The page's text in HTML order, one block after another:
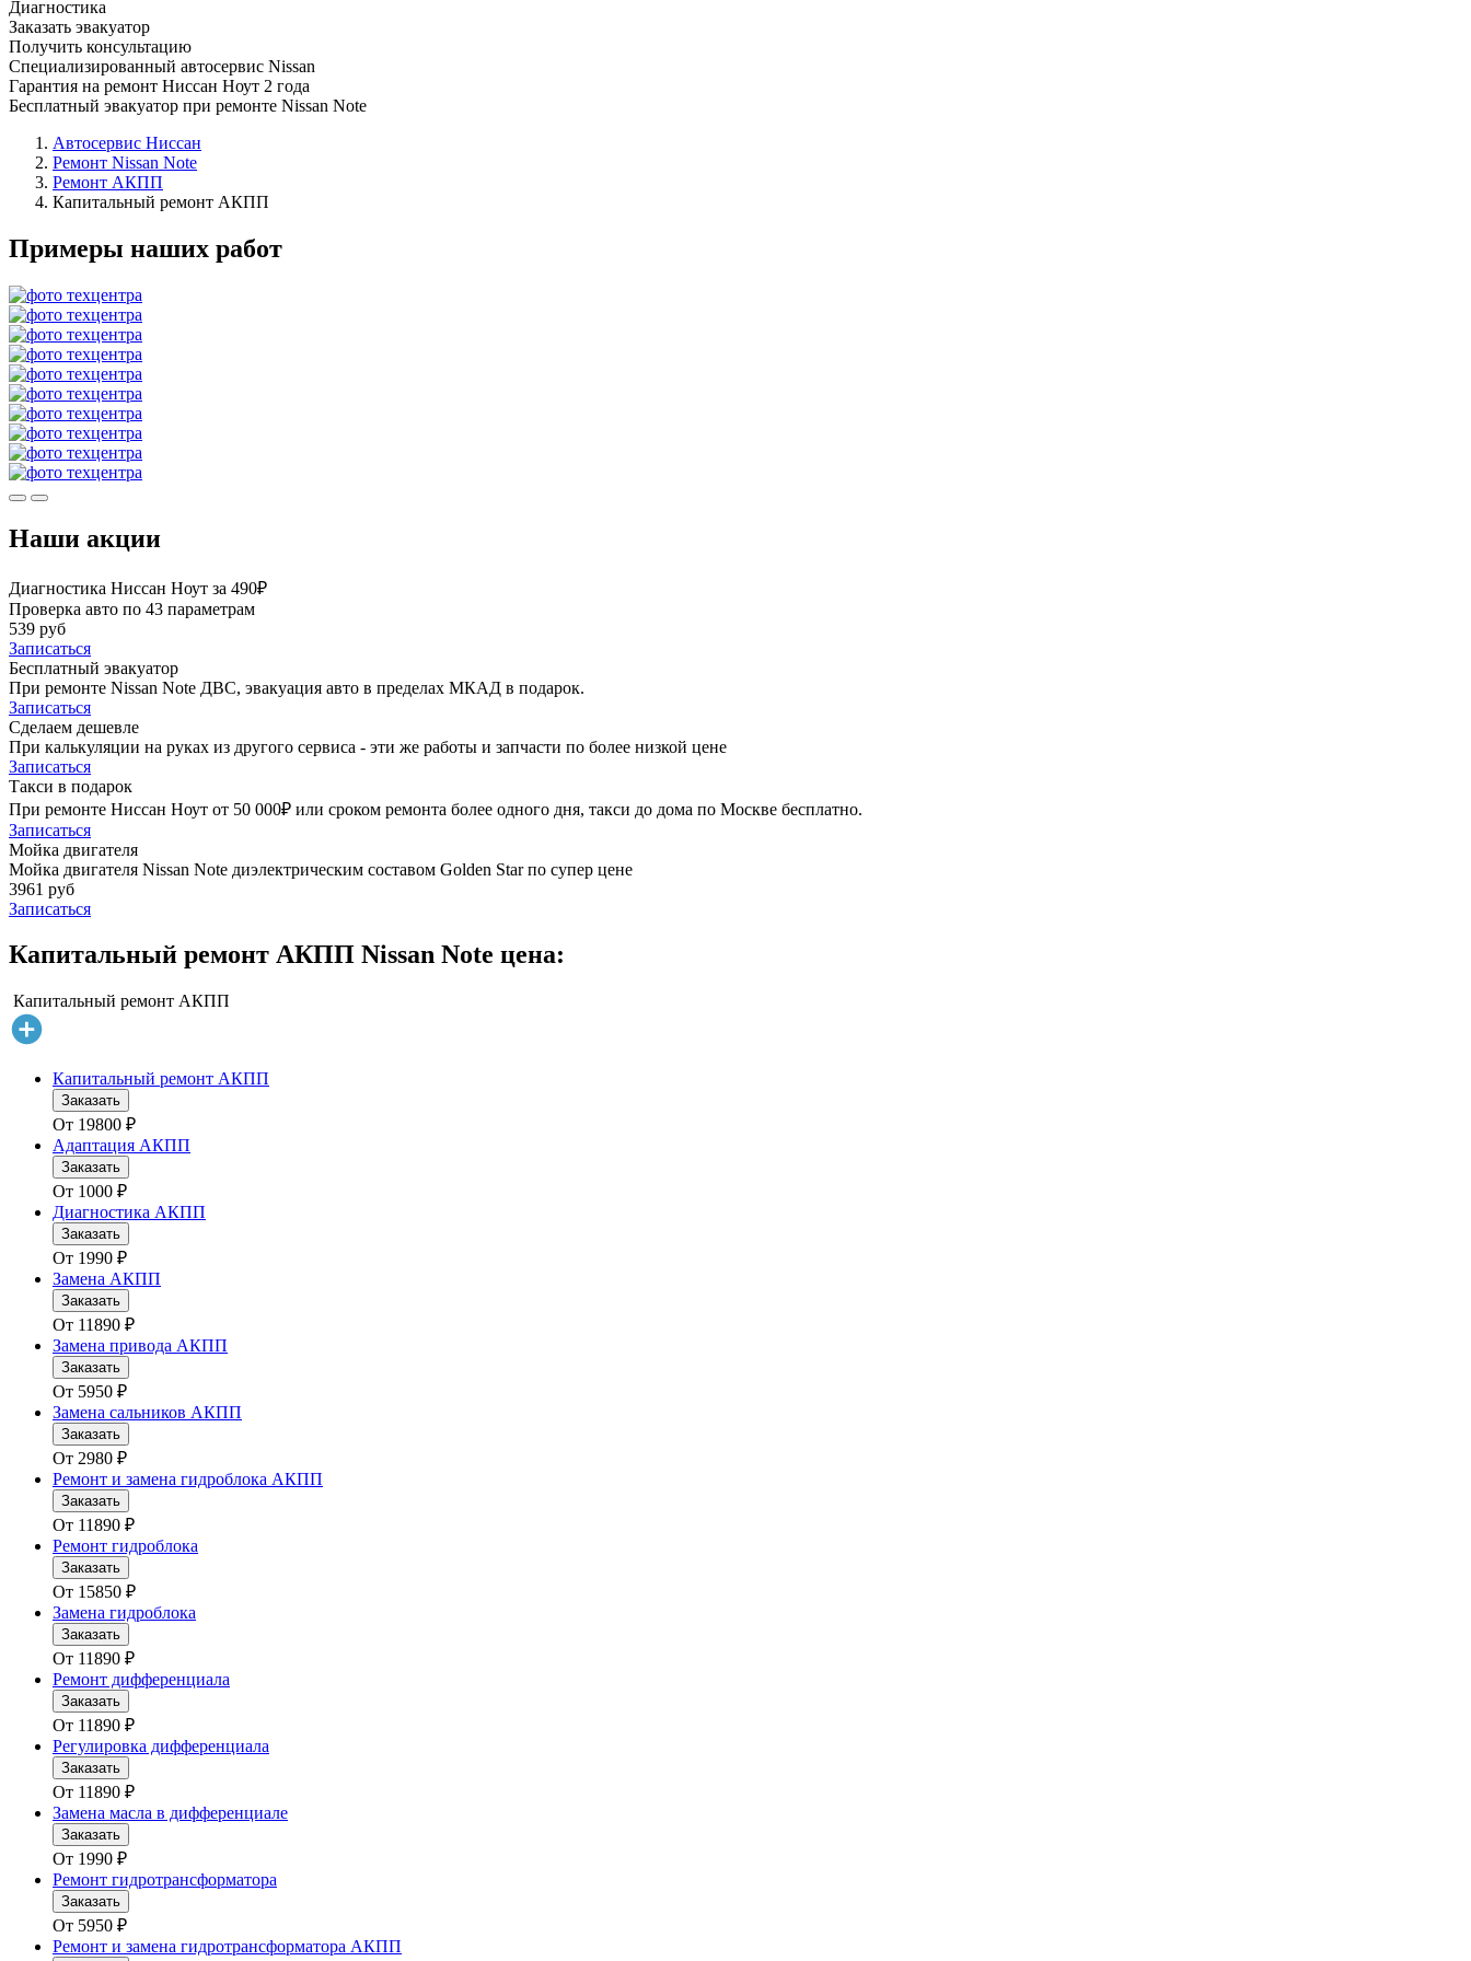
Диагностика
Заказать эвакуатор
Получить консультацию
Специализированный автосервис Nissan
Гарантия на ремонт Ниссан Ноут 2 года
Бесплатный эвакуатор при ремонте Nissan Note
Автосервис Ниссан
Ремонт Nissan Note
Ремонт АКПП
Капитальный ремонт АКПП
Примеры наших работ
Наши акции
Диагностика Ниссан Ноут за 490₽
Проверка авто по 43 параметрам
539 руб
Записаться
Бесплатный эвакуатор
При ремонте Nissan Note ДВС, эвакуация авто в пределах МКАД в подарок.
Записаться
Сделаем дешевле
При калькуляции на руках из другого сервиса - эти же работы и запчасти по более низкой цене
Записаться
Такси в подарок
При ремонте Ниссан Ноут от 50 000₽ или сроком ремонта более одного дня, такси до дома по Москве бесплатно.
Записаться
Мойка двигателя
Мойка двигателя Nissan Note диэлектрическим составом Golden Star по супер цене
3961 руб
Записаться
Капитальный ремонт АКПП Nissan Note цена:
Капитальный ремонт АКПП
Капитальный ремонт АКПП
Заказать
От 19800 ₽
Адаптация АКПП
Заказать
От 1000 ₽
Диагностика АКПП
Заказать
От 1990 ₽
Замена АКПП
Заказать
От 11890 ₽
Замена привода АКПП
Заказать
От 5950 ₽
Замена сальников АКПП
Заказать
От 2980 ₽
Ремонт и замена гидроблока АКПП
Заказать
От 11890 ₽
Ремонт гидроблока
Заказать
От 15850 ₽
Замена гидроблока
Заказать
От 11890 ₽
Ремонт дифференциала
Заказать
От 11890 ₽
Регулировка дифференциала
Заказать
От 11890 ₽
Замена масла в дифференциале
Заказать
От 1990 ₽
Ремонт гидротрансформатора
Заказать
От 5950 ₽
Ремонт и замена гидротрансформатора АКПП